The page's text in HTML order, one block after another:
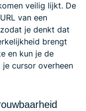
veilig lijkt. De
van een
je denkt dat
brengt
en kun je de
cursor overheen